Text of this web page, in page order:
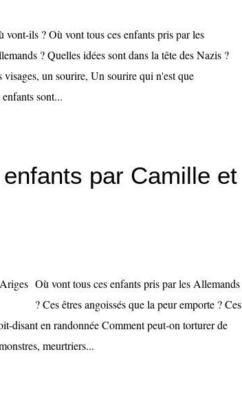
vont-ils ? Où vont tous ces enfants pris par les
? Quelles idées sont dans la tête des Nazis ?
visages, un sourire, Un sourire qui n'est que
sont...
par Camille et
Où vont tous ces enfants pris par les Allemands
? Ces êtres angoissés que la peur emporte ? Ces
disant en randonnée Comment peut-on torturer de
meurtriers...